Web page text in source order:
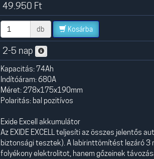
49.950 Ft
db Kosárba
2-5 nap
Kapacitás: 74Ah
Indítóáram: 680A
Méret: 278x175x190mm
Polaritás: bal pozitívos
Exide Excell akkumulátor
Az EXIDE EXCELL teljesíti az összes jelentős
biztonsági tesztek). A labirinttömítést lezáró 3
folyékony elektrolitot, hanem gőzeinek